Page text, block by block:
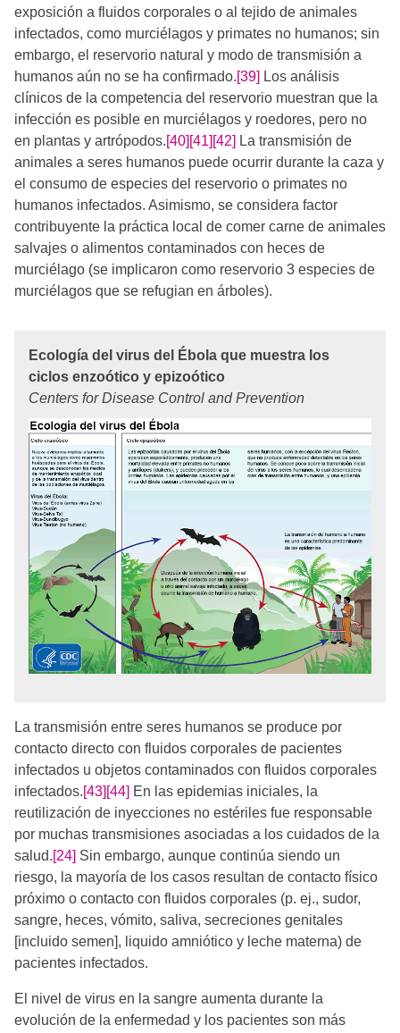
exposición a fluidos corporales o al tejido de animales
infectados, como murciélagos y primates no humanos; sin
embargo, el reservorio natural y modo de transmisión a
humanos aún no se ha confirmado.[39] Los análisis
clínicos de la competencia del reservorio muestran que la
infección es posible en murciélagos y roedores, pero no
en plantas y artrópodos.[40] [41] [42] La transmisión de
animales a seres humanos puede ocurrir durante la caza y
el consumo de especies del reservorio o primates no
humanos infectados. Asimismo, se considera factor
contribuyente la práctica local de comer carne de animales
salvajes o alimentos contaminados con heces de
murciélago (se implicaron como reservorio 3 especies de
murciélagos que se refugian en árboles).
Ecología del virus del Ébola que muestra los
ciclos enzoótico y epizoótico
Centers for Disease Control and Prevention
La transmisión entre seres humanos se produce por
contacto directo con fluidos corporales de pacientes
infectados u objetos contaminados con fluidos corporales
infectados.[43] [44] En las epidemias iniciales, la
reutilización de inyecciones no estériles fue responsable
por muchas transmisiones asociadas a los cuidados de la
salud.[24] Sin embargo, aunque continúa siendo un
riesgo, la mayoría de los casos resultan de contacto físico
próximo o contacto con fluidos corporales (p. ej., sudor,
sangre, heces, vómito, saliva, secreciones genitales
[incluido semen], liquido amniótico y leche materna) de
pacientes infectados.
El nivel de virus en la sangre aumenta durante la
evolución de la enfermedad y los pacientes son más